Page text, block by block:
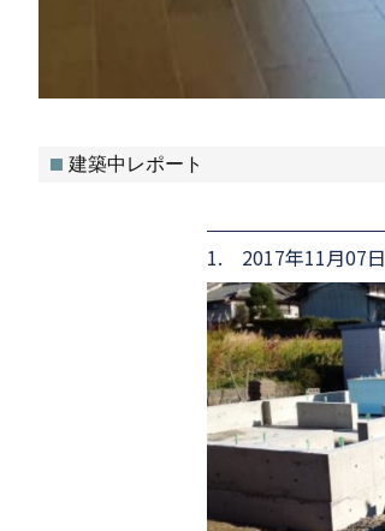
建築中レポート
1. 2017年11月07日